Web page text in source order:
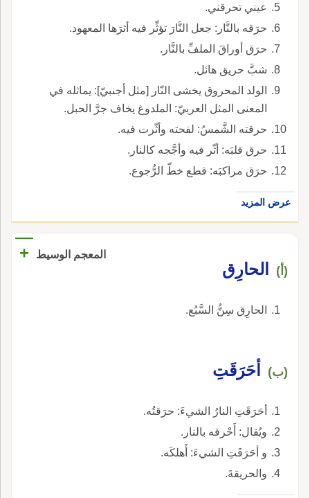
عيني تحرقني.
حرَقه بالنَّار: جعل النَّارَ تؤثِّر فيه أثرَها المعهود.
حرَق أوراقَ الملفِّ بالنَّار.
شبَّ حريق هائل.
الولد المحروق يخشى النّار [مثل أجنبيّ]: يماثله في
المعنى المثل العربيّ: الملدوغ يخاف جرَّ الحبل.
حرقته الشَّمسُ: لفحته وأثّرت فيه.
حرق قلبَه: أثّر فيه وأجَّجه كالنار.
حرَق مراكبَه: قطع خطّ الرُّجوع.
عرض المزيد
المعجم الوسيط +
(أ) الحارِق
الحارِق سِنُّ السَّبُع.
(ب) أحَرَقَتِ
أحَرَقَتِ النارُ الشيءَ: حرَقتُه.
ويُقال: أَحْرقه بالنار.
و أحَرَقَتِ الشيءَ: أَهلكَه.
والحريقةَ.